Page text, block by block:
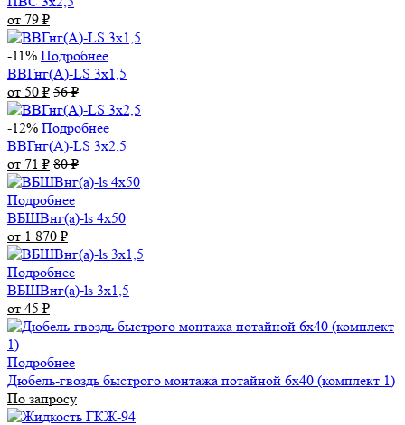
от 79 ₽
-11% Подробнее
ВВГнг(А)-LS 3х1,5
от 50 ₽ 56₽
-12% Подробнее
ВВГнг(А)-LS 3х2,5
от 71 ₽ 80₽
Подробнее
ВБШВнг(а)-ls 4x50
от 1 870 ₽
Подробнее
ВБШВнг(а)-ls 3х1,5
от 45 ₽
Подробнее
Дюбель-гвоздь быстрого монтажа потайной 6х40 (комплект 1)
По запросу